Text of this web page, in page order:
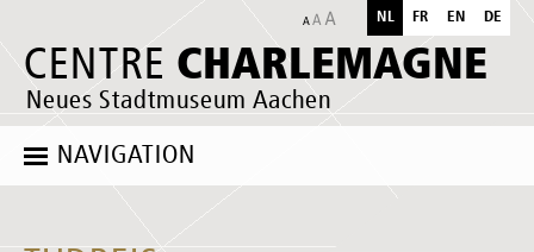
CENTRE CHARLEMAGNE
Neues Stadtmuseum Aachen
NL FR EN DE
NAVIGATION